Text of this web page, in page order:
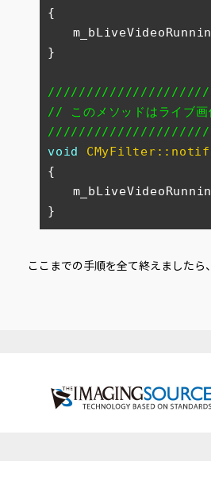
{
}
// このメソッドはライブ画
void
{
}
ここまでの手順を全て終えましたら、